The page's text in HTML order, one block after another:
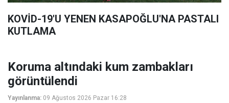
KOVİD-19'U YENEN KASAPOĞLU'NA PASTALI
KUTLAMA
Koruma altındaki kum zambakları
görüntülendi
Yayınlanma: 09 Ağustos 2026 Pazar 16:28